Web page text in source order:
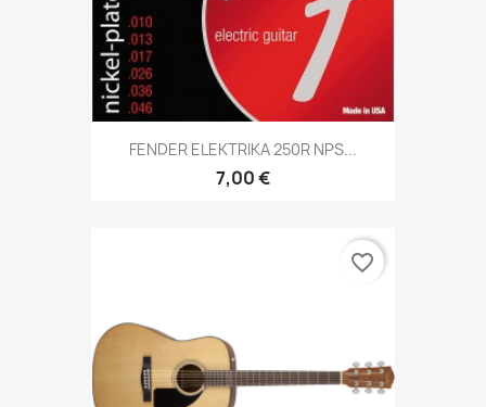
FENDER ELEKTRIKA 250R NPS...
7,00 €
favorite_border